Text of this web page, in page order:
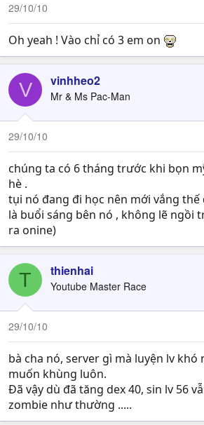
29/10/10
Oh yeah ! Vào chỉ có 3 em on
V vinhheo2
Mr & Ms Pac-Man
29/10/10
chúng ta có 6 tháng trước khi bọn
hè .
tụi nó đang đi học nên mới vắng thế
là buổi sáng bên nó , không lẽ ngồi
ra onine)
T thienhai
Youtube Master Race
29/10/10
bà cha nó, server gì mà luyện lv khó
muốn khùng luôn.
Đã vậy dù đã tăng dex 40, sin lv 56
zombie như thường .....